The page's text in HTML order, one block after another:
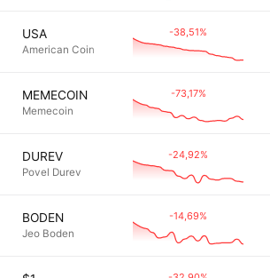
USA
American Coin
-38,51%
MEMECOIN
Memecoin
-73,17%
DUREV
Povel Durev
-24,92%
BODEN
Jeo Boden
-14,69%